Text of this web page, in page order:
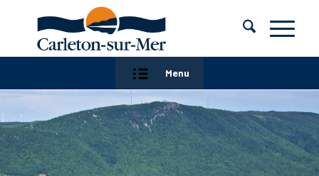
Menu